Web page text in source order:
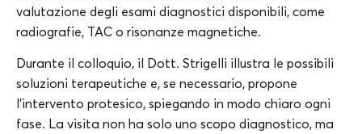
valutazione degli esami diagnostici disponibili, come
radiografie, TAC o risonanze magnetiche.
Durante il colloquio, il Dott. Strigelli illustra le possibili
soluzioni terapeutiche e, se necessario, propone
l’intervento protesico, spiegando in modo chiaro ogni
fase. La visita non ha solo uno scopo diagnostico, ma